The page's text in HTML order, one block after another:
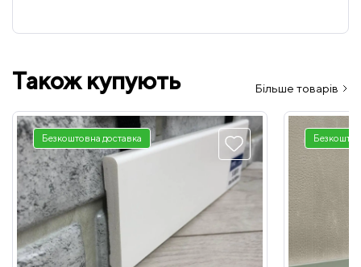
Також купують Більше товарів
Безкоштовна доставка